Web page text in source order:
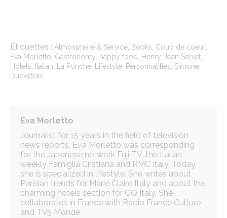
Étiquettes : Atmosphère & Service, Books, Coup de coeur,
Eva Morletto, Gastronomy, happy food, Henry-Jean Servat,
Hotels, Italian, La Ponche, Lifestyle, Personnalities, Simone
Duckstein
Eva Morletto
Journalist for 15 years in the field of television
news reports, Eva Morletto was corresponding
for the Japanese network Fuji TV, the Italian
weekly Famiglia Cristiana and RMC Italy. Today,
she is specialized in lifestyle. She writes about
Parisian trends for Marie Claire Italy and about the
charming hotels section for GQ Italy. She
collaborates in France with Radio France Culture
and TV5 Monde.